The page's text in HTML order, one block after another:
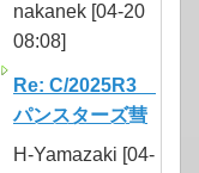
nakanek [04-20
08:08]
Re: C/2025R3
パンスターズ彗
H-Yamazaki [04-